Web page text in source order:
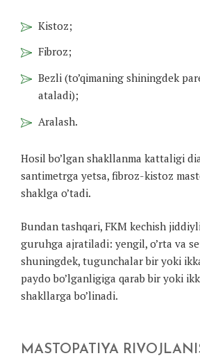
Kistoz;
Fibroz;
Bezli (to’qimaning shiningdek
ataladi);
Aralash.
Hosil bo’lgan shakllanma kattaligi
santimetrga yetsa, fibroz-kistoz
shaklga o’tadi.
Bundan tashqari, FKM kechish
guruhga ajratiladi: yengil, o’rta va
shuningdek, tugunchalar bir yoki
paydo bo’lganligiga qarab bir yoki
shakllarga bo’linadi.
MASTOPATIYA